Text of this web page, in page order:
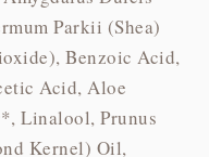
Parkii (Shea)
Benzoic Acid,
Acid, Aloe
Linalool, Prunus
Kernel) Oil,